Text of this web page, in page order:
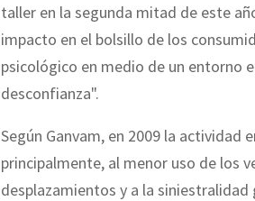
taller en la segunda mitad de este
impacto en el bolsillo de los
psicológico en medio de un entorno
desconfianza".
Según Ganvam, en 2009 la
principalmente, al menor uso de los
desplazamientos y a la siniestralidad